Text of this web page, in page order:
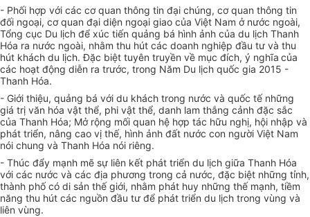
- Phối hợp với các cơ quan thông tin đại chúng, cơ quan thông tin
đối ngoại, cơ quan đại diện ngoại giao của Việt Nam ở nước ngoài,
Tổng cục Du lịch để xúc tiến quảng bá hình ảnh của du lịch Thanh
Hóa ra nước ngoài, nhằm thu hút các doanh nghiệp đầu tư và thu
hút khách du lịch. Đặc biệt tuyên truyền về mục đích, ý nghĩa của
các hoạt động diễn ra trước, trong Năm Du lịch quốc gia 2015 -
Thanh Hóa.
- Giới thiệu, quảng bá với du khách trong nước và quốc tế những
giá trị văn hóa vật thể, phi vật thể, danh lam thắng cảnh đặc sắc
của Thanh Hóa; Mở rộng mối quan hệ hợp tác hữu nghị, hội nhập và
phát triển, nâng cao vị thế, hình ảnh đất nước con người Việt Nam
nói chung và Thanh Hóa nói riêng.
- Thúc đẩy mạnh mẽ sự liên kết phát triển du lịch giữa Thanh Hóa
với các nước và các địa phương trong cả nước, đặc biệt những tỉnh,
thành phố có di sản thế giới, nhằm phát huy những thế mạnh, tiềm
năng thu hút các nguồn đầu tư để phát triển du lịch trong vùng và
liên vùng.